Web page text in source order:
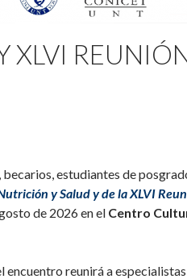
XLVI
estudiantes de
y Salud y de la XLVI
de 2026 en el Centro
encuentro reunirá a